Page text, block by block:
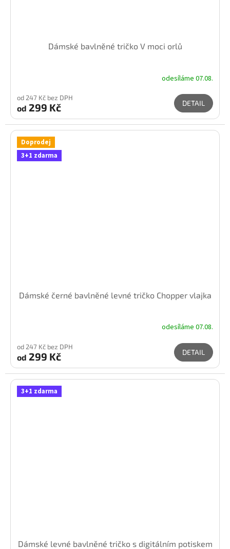
Dámské bavlněné tričko V moci orlů
odesíláme 07.08.
od 247 Kč bez DPH
od 299 Kč DETAIL
Doprodej
3+1 zdarma
Dámské černé bavlněné levné tričko Chopper vlajka
odesíláme 07.08.
od 247 Kč bez DPH
od 299 Kč DETAIL
3+1 zdarma
Dámské levné bavlněné tričko s digitálním potiskem